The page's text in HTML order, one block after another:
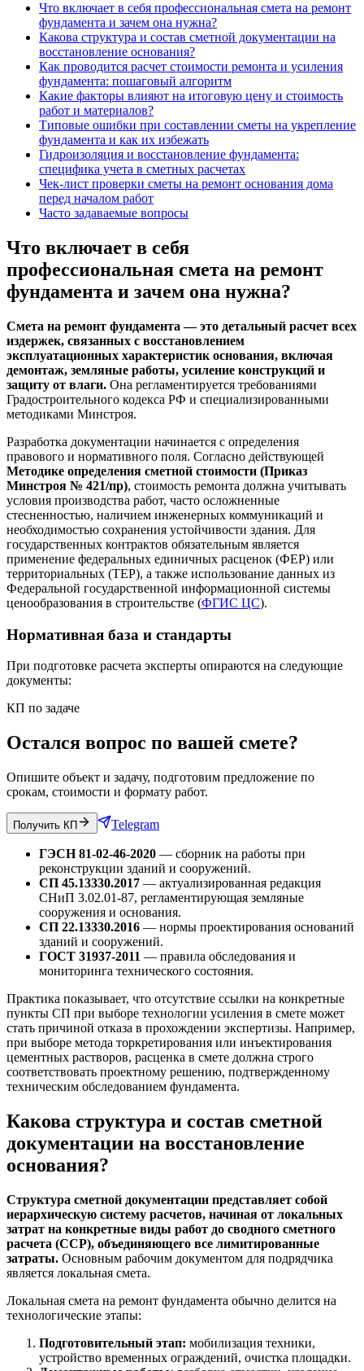
Что включает в себя профессиональная смета на ремонт
фундамента и зачем она нужна?
Какова структура и состав сметной документации на
восстановление основания?
Как проводится расчет стоимости ремонта и усиления
фундамента: пошаговый алгоритм
Какие факторы влияют на итоговую цену и стоимость
работ и материалов?
Типовые ошибки при составлении сметы на укрепление
фундамента и как их избежать
Гидроизоляция и восстановление фундамента:
специфика учета в сметных расчетах
Чек-лист проверки сметы на ремонт основания дома
перед началом работ
Часто задаваемые вопросы
Что включает в себя
профессиональная смета на ремонт
фундамента и зачем она нужна?
Смета на ремонт фундамента — это детальный расчет всех
издержек, связанных с восстановлением
эксплуатационных характеристик основания, включая
демонтаж, земляные работы, усиление конструкций и
защиту от влаги. Она регламентируется требованиями
Градостроительного кодекса РФ и специализированными
методиками Минстроя.
Разработка документации начинается с определения
правового и нормативного поля. Согласно действующей
Методике определения сметной стоимости (Приказ
Минстроя № 421/пр), стоимость ремонта должна учитывать
условия производства работ, часто осложненные
стесненностью, наличием инженерных коммуникаций и
необходимостью сохранения устойчивости здания. Для
государственных контрактов обязательным является
применение федеральных единичных расценок (ФЕР) или
территориальных (ТЕР), а также использование данных из
Федеральной государственной информационной системы
ценообразования в строительстве (ФГИС ЦС).
Нормативная база и стандарты
При подготовке расчета эксперты опираются на следующие
документы:
КП по задаче
Остался вопрос по вашей смете?
Опишите объект и задачу, подготовим предложение по
срокам, стоимости и формату работ.
Получить КП Telegram
ГЭСН 81-02-46-2020 — сборник на работы при
реконструкции зданий и сооружений.
СП 45.13330.2017 — актуализированная редакция
СНиП 3.02.01-87, регламентирующая земляные
сооружения и основания.
СП 22.13330.2016 — нормы проектирования оснований
зданий и сооружений.
ГОСТ 31937-2011 — правила обследования и
мониторинга технического состояния.
Практика показывает, что отсутствие ссылки на конкретные
пункты СП при выборе технологии усиления в смете может
стать причиной отказа в прохождении экспертизы. Например,
при выборе метода торкретирования или инъектирования
цементных растворов, расценка в смете должна строго
соответствовать проектному решению, подтвержденному
техническим обследованием фундамента.
Какова структура и состав сметной
документации на восстановление
основания?
Структура сметной документации представляет собой
иерархическую систему расчетов, начиная от локальных
затрат на конкретные виды работ до сводного сметного
расчета (ССР), объединяющего все лимитированные
затраты. Основным рабочим документом для подрядчика
является локальная смета.
Локальная смета на ремонт фундамента обычно делится на
технологические этапы:
Подготовительный этап: мобилизация техники,
устройство временных ограждений, очистка площадки.